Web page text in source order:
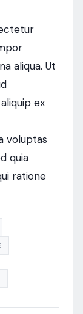
aliqua. Ut
ex
voluptas
quia
ratione